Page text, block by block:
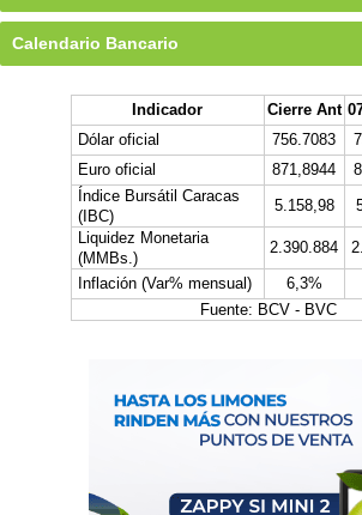
Calendario Bancario
Indicador Cierre Ant
Dólar oficial
756.7083
Euro oficial
871,8944
Índice Bursátil Caracas
(IBC)
5.158,98
Liquidez Monetaria
(MMBs.)
2.390.884
Inflación (Var% mensual)
6,3%
Fuente: BCV - BVC